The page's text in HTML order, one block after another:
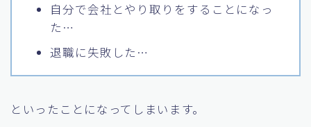
自分で会社とやり取りをすることになっ
た…
退職に失敗した…
といったことになってしまいます。